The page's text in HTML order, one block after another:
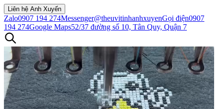
Liên hệ Anh Xuyến
Zalo0907 194 274Messenger@theuvitinhanhxuyenGọi điện0907
194 274Google Maps52/37 đường số 10, Tân Quy, Quận 7